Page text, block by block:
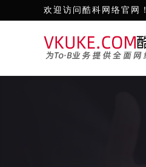
欢迎访问酷科网络官网！